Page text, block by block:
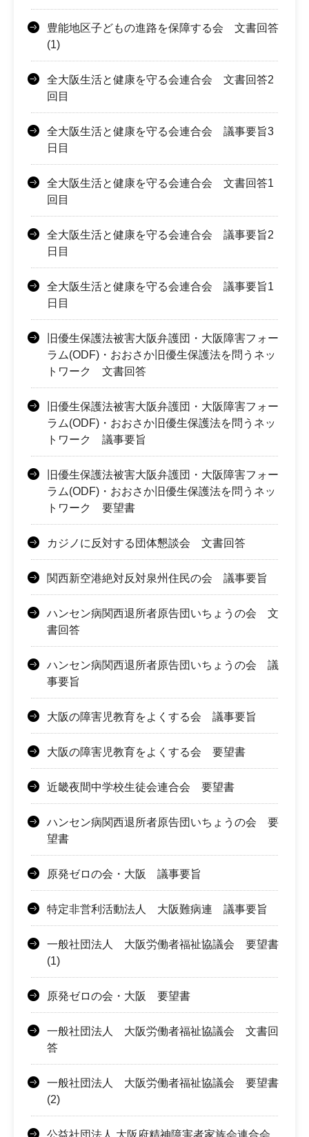
豊能地区子どもの進路を保障する会 文書回答
(1)
全大阪生活と健康を守る会連合会 文書回答2
回目
全大阪生活と健康を守る会連合会 議事要旨3
日目
全大阪生活と健康を守る会連合会 文書回答1
回目
全大阪生活と健康を守る会連合会 議事要旨2
日目
全大阪生活と健康を守る会連合会 議事要旨1
日目
旧優生保護法被害大阪弁護団・大阪障害フォー
ラム(ODF)・おおさか旧優生保護法を問うネッ
トワーク 文書回答
旧優生保護法被害大阪弁護団・大阪障害フォー
ラム(ODF)・おおさか旧優生保護法を問うネッ
トワーク 議事要旨
旧優生保護法被害大阪弁護団・大阪障害フォー
ラム(ODF)・おおさか旧優生保護法を問うネッ
トワーク 要望書
カジノに反対する団体懇談会 文書回答
関西新空港絶対反対泉州住民の会 議事要旨
ハンセン病関西退所者原告団いちょうの会 文
書回答
ハンセン病関西退所者原告団いちょうの会 議
事要旨
大阪の障害児教育をよくする会 議事要旨
大阪の障害児教育をよくする会 要望書
近畿夜間中学校生徒会連合会 要望書
ハンセン病関西退所者原告団いちょうの会 要
望書
原発ゼロの会・大阪 議事要旨
特定非営利活動法人 大阪難病連 議事要旨
一般社団法人 大阪労働者福祉協議会 要望書
(1)
原発ゼロの会・大阪 要望書
一般社団法人 大阪労働者福祉協議会 文書回
答
一般社団法人 大阪労働者福祉協議会 要望書
(2)